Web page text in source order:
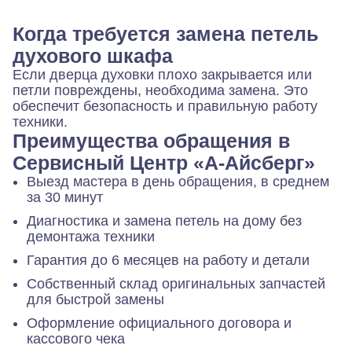
Когда требуется замена петель
духового шкафа
Если дверца духовки плохо закрывается или
петли повреждены, необходима замена. Это
обеспечит безопасность и правильную работу
техники.
Преимущества обращения в
Сервисный Центр «А-Айсберг»
Выезд мастера в день обращения, в среднем
за 30 минут
Диагностика и замена петель на дому без
демонтажа техники
Гарантия до 6 месяцев на работу и детали
Собственный склад оригинальных запчастей
для быстрой замены
Оформление официального договора и
кассового чека